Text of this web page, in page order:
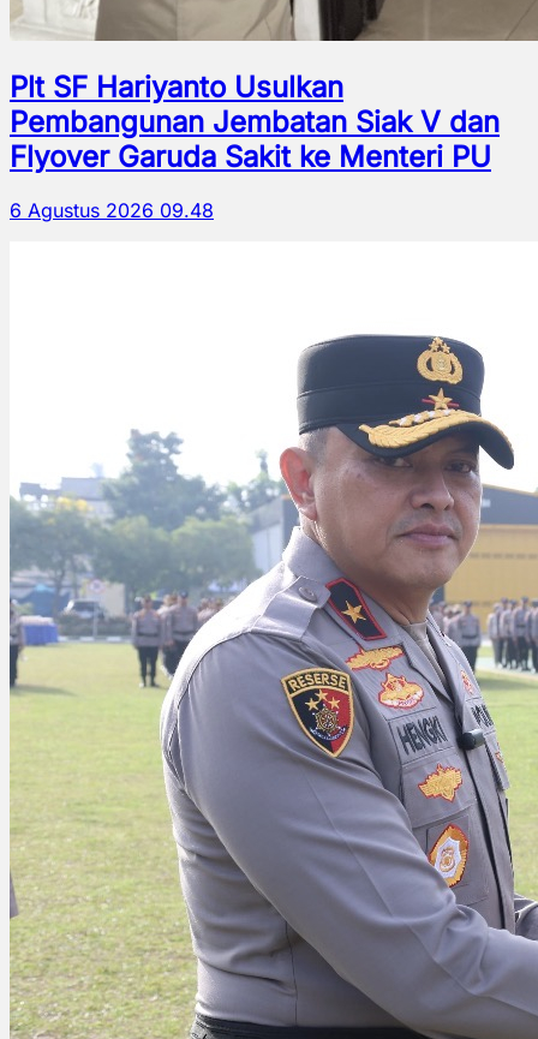
Plt SF Hariyanto Usulkan
Pembangunan Jembatan Siak V dan
Flyover Garuda Sakit ke Menteri PU
6 Agustus 2026 09.48